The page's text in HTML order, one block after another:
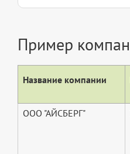
Пример
Название компании
ООО "АЙСБЕРГ"